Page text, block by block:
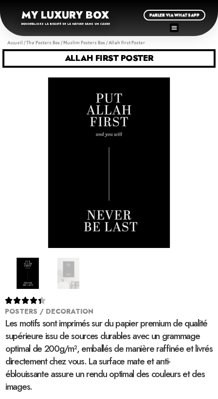
MY LUXURY BOX
IMMORTALISEZ LA BEAUTÉ DE LA NATURE DANS UN CADRE
PARLER VIA WHATSAPP
Accueil /The Posters Box/ Muslim Posters Box/ Allah First Poster
ALLAH FIRST POSTER

POSTERS / DECORATION
Les motifs sont imprimés sur du papier premium de qualité
supérieure issu de sources durables avec un grammage
optimal de 200g/m², emballés de manière raffinée et livrés
directement chez vous. La surface mate et anti-
éblouissante assure un rendu optimal des couleurs et des
images.